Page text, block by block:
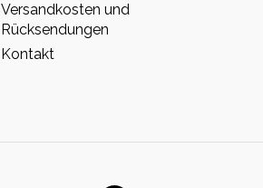
Versandkosten und
Rücksendungen
Kontakt